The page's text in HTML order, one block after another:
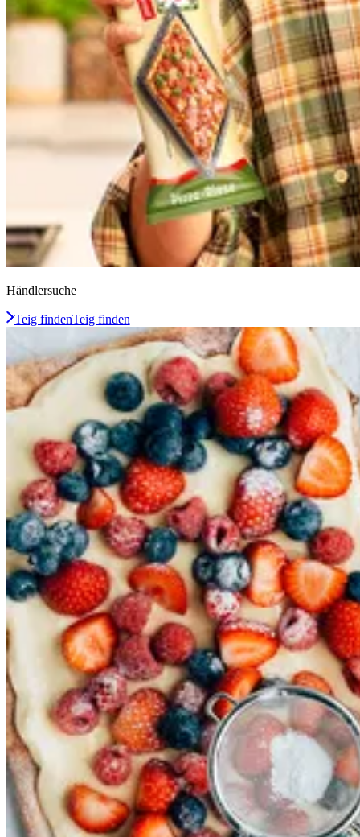
Händlersuche
Teig findenTeig finden